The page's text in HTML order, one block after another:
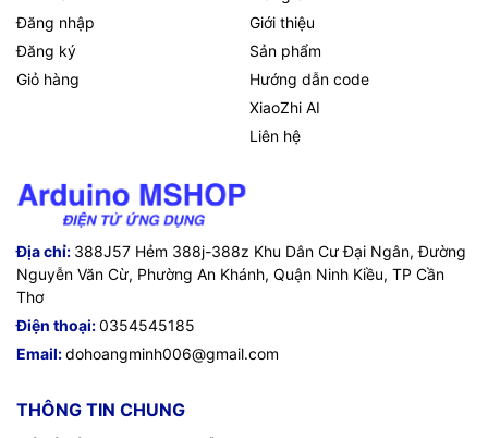
Đăng nhập
Đăng ký
Giỏ hàng
Giới thiệu
Sản phẩm
Hướng dẫn code
XiaoZhi AI
Liên hệ
Địa chỉ: 388J57 Hẻm 388j-388z Khu Dân Cư Đại Ngân, Đường
Nguyễn Văn Cừ, Phường An Khánh, Quận Ninh Kiều, TP Cần
Thơ
Điện thoại:0354545185
Email:dohoangminh006@gmail.com
THÔNG TIN CHUNG